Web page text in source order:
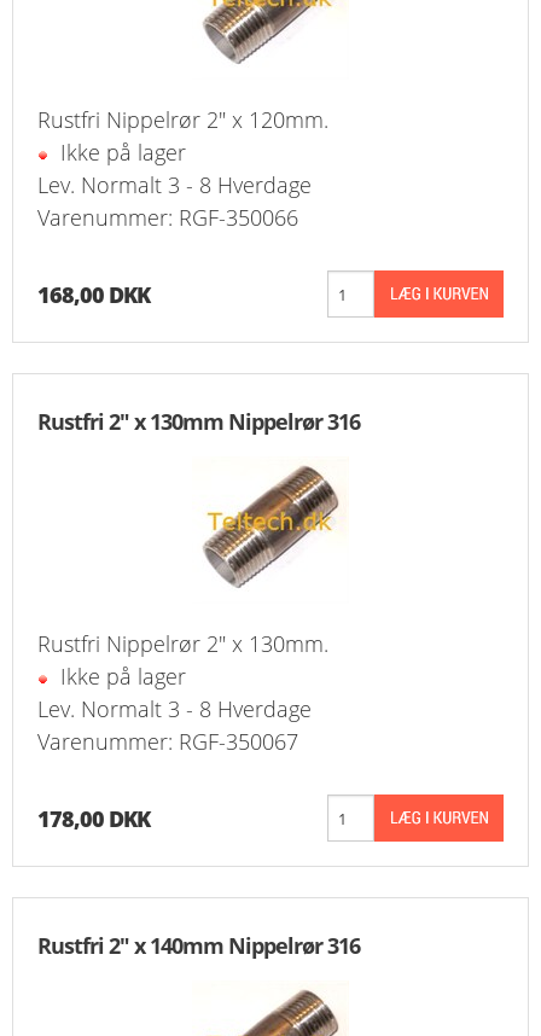
Rustfri Nippelrør 2" x 120mm.
Ikke på lager
Lev. Normalt 3 - 8 Hverdage
Varenummer: RGF-350066
168,00 DKK
Rustfri 2" x 130mm Nippelrør 316
Rustfri Nippelrør 2" x 130mm.
Ikke på lager
Lev. Normalt 3 - 8 Hverdage
Varenummer: RGF-350067
178,00 DKK
Rustfri 2" x 140mm Nippelrør 316